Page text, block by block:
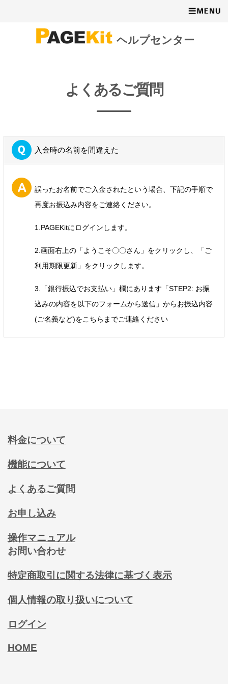
ヘルプセンター
よくあるご質問
入金時の名前を間違えた
誤ったお名前でご入金されたという場合、下記の手順で
再度お振込み内容をご連絡ください。
1.PAGEKitにログインします。
2.画面右上の「ようこそ〇〇さん」をクリックし、「ご
利用期限更新」をクリックします。
3.「銀行振込でお支払い」欄にあります「STEP2: お振
込みの内容を以下のフォームから送信」からお振込内容
(ご名義など)をこちらまでご連絡ください
料金について
機能について
よくあるご質問
お申し込み
操作マニュアル
お問い合わせ
特定商取引に関する法律に基づく表示
個人情報の取り扱いについて
ログイン
HOME